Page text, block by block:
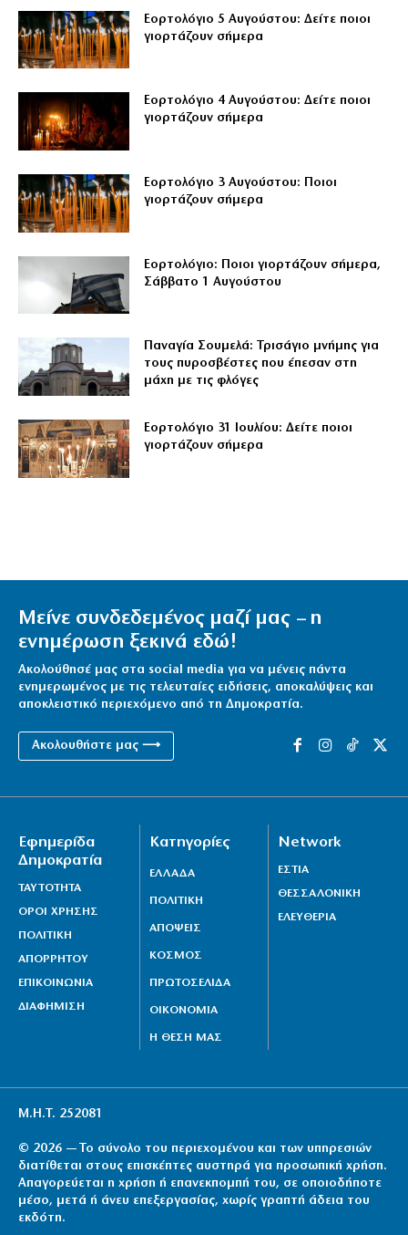
Εορτολόγιο 5 Αυγούστου: Δείτε ποιοι
γιορτάζουν σήμερα
Εορτολόγιο 4 Αυγούστου: Δείτε ποιοι
γιορτάζουν σήμερα
Εορτολόγιο 3 Αυγούστου: Ποιοι
γιορτάζουν σήμερα
Εορτολόγιο: Ποιοι γιορτάζουν σήμερα,
Σάββατο 1 Αυγούστου
Παναγία Σουμελά: Τρισάγιο μνήμης για
τους πυροσβέστες που έπεσαν στη
μάχη με τις φλόγες
Εορτολόγιο 31 Ιουλίου: Δείτε ποιοι
γιορτάζουν σήμερα
Μείνε συνδεδεμένος μαζί μας – η
ενημέρωση ξεκινά εδώ!
Ακολούθησέ μας στα social media για να μένεις πάντα
ενημερωμένος με τις τελευταίες ειδήσεις, αποκαλύψεις και
αποκλειστικό περιεχόμενο από τη Δημοκρατία.
Ακολουθήστε μας ⟶
Εφημερίδα
Δημοκρατία
ΤΑΥΤΟΤΗΤΑ
ΟΡΟΙ ΧΡΗΣΗΣ
ΠΟΛΙΤΙΚΗ
ΑΠΟΡΡΗΤΟΥ
ΕΠΙΚΟΙΝΩΝΙΑ
ΔΙΑΦΗΜΙΣΗ
Κατηγορίες
ΕΛΛΑΔΑ
ΠΟΛΙΤΙΚΗ
ΑΠΟΨΕΙΣ
ΚΟΣΜΟΣ
ΠΡΩΤΟΣΕΛΙΔΑ
ΟΙΚΟΝΟΜΙΑ
Η ΘΕΣΗ ΜΑΣ
Network
ΕΣΤΙΑ
ΘΕΣΣΑΛΟΝΙΚΗ
ΕΛΕΥΘΕΡΙΑ
Μ.Η.Τ. 252081
© 2026 — Το σύνολο του περιεχομένου και των υπηρεσιών
διατίθεται στους επισκέπτες αυστηρά για προσωπική χρήση.
Απαγορεύεται η χρήση ή επανεκπομπή του, σε οποιοδήποτε
μέσο, μετά ή άνευ επεξεργασίας, χωρίς γραπτή άδεια του
εκδότη.